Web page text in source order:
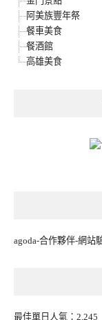
阿美族豐年祭
餐車美食
餐酒館
高雄美食
agoda-合作夥伴-網站
最佳單日人氣：2,245